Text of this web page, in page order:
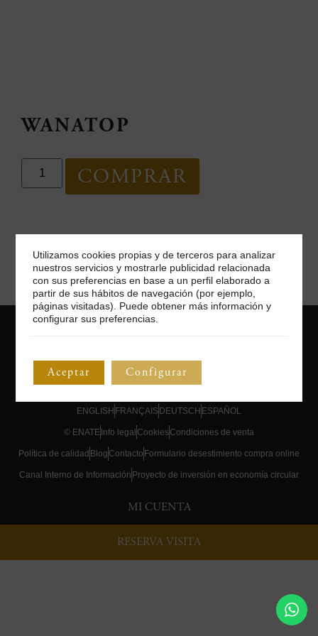
WANATOP
COMPRAR
ENGLISH FRANÇAIS DEUTSCH ESPAÑOL
© ENATE Info legal CookiesCondiciones de venta
Política de calidad BlogContacto Formulario desestimiento compra online
Canal Interno de Información Proyecto de inversión en economía circular
MI CUENTA
RESERVA VISITA
Utilizamos cookies propias y de terceros para analizar
nuestros servicios y mostrarle publicidad relacionada
con sus preferencias en base a un perfil elaborado a
partir de sus hábitos de navegación (por ejemplo,
páginas visitadas). Puede obtener más información y
configurar sus preferencias.
Aceptar Configurar